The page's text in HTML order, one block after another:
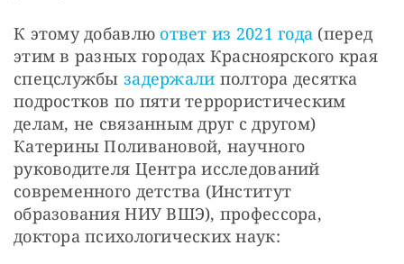
К этому добавлю ответ из 2021 года (перед
этим в разных городах Красноярского края
спецслужбы задержали полтора десятка
подростков по пяти террористическим
делам, не связанным друг с другом)
Катерины Поливановой, научного
руководителя Центра исследований
современного детства (Институт
образования НИУ ВШЭ), профессора,
доктора психологических наук: